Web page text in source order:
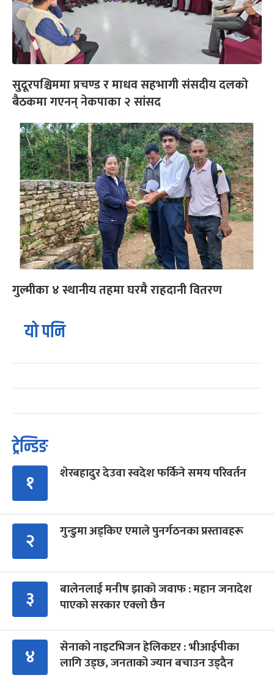
सुदूरपश्चिममा प्रचण्ड र माधव सहभागी संसदीय दलको
बैठकमा गएनन् नेकपाका २ सांसद
गुल्मीका ४ स्थानीय तहमा घरमै राहदानी वितरण
यो पनि
ट्रेन्डिङ
१ शेरबहादुर देउवा स्वदेश फर्किने समय परिवर्तन
२ गुन्डुमा अड्किए एमाले पुनर्गठनका प्रस्तावहरू
३
बालेनलाई मनीष झाको जवाफ : महान जनादेश
पाएको सरकार एक्लो छैन
४
सेनाको नाइटभिजन हेलिकप्टर : भीआईपीका
लागि उड्छ, जनताको ज्यान बचाउन उड्दैन